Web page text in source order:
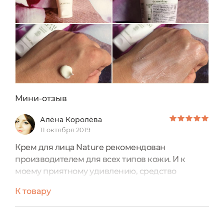
Мини-отзыв
Алёна Королёва
11 октября 2019
Крем для лица Nature рекомендован
производителем для всех типов кожи. И к
моему приятному удивлению, средство
нормальной, склонной к сухости кожи), так и
мне ( комбинированная с жирной Т зоной).
К товару